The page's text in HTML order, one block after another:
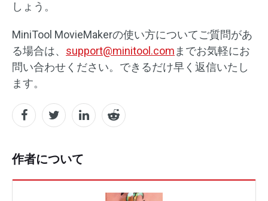
しょう。
MiniTool MovieMakerの使い方についてご質問があ
る場合は、 support@minitool.comまでお気軽にお
問い合わせください。できるだけ早く返信いたし
ます。
作者について